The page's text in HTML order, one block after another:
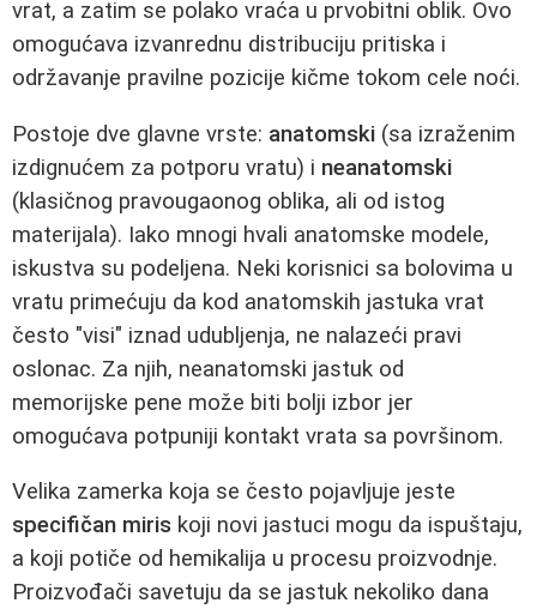
vrat, a zatim se polako vraća u prvobitni oblik. Ovo
omogućava izvanrednu distribuciju pritiska i
održavanje pravilne pozicije kičme tokom cele noći.
Postoje dve glavne vrste: anatomski (sa izraženim
izdignućem za potporu vratu) i neanatomski
(klasičnog pravougaonog oblika, ali od istog
materijala). Iako mnogi hvali anatomske modele,
iskustva su podeljena. Neki korisnici sa bolovima u
vratu primećuju da kod anatomskih jastuka vrat
često "visi" iznad udubljenja, ne nalazeći pravi
oslonac. Za njih, neanatomski jastuk od
memorijske pene može biti bolji izbor jer
omogućava potpuniji kontakt vrata sa površinom.
Velika zamerka koja se često pojavljuje jeste
specifičan miris koji novi jastuci mogu da ispuštaju,
a koji potiče od hemikalija u procesu proizvodnje.
Proizvođači savetuju da se jastuk nekoliko dana